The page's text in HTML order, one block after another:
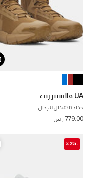
UA فالسيتز زيب
حذاء تاكتيكال للرجال
779.00 ر.س
-%25